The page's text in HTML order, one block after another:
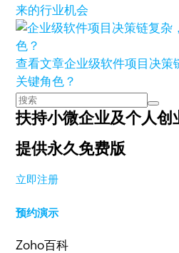
来的行业机会
查看文章企业级软件项目决策
关键角色？
扶持小微企业及个人创
提供永久免费版
立即注册
预约演示
Zoho百科